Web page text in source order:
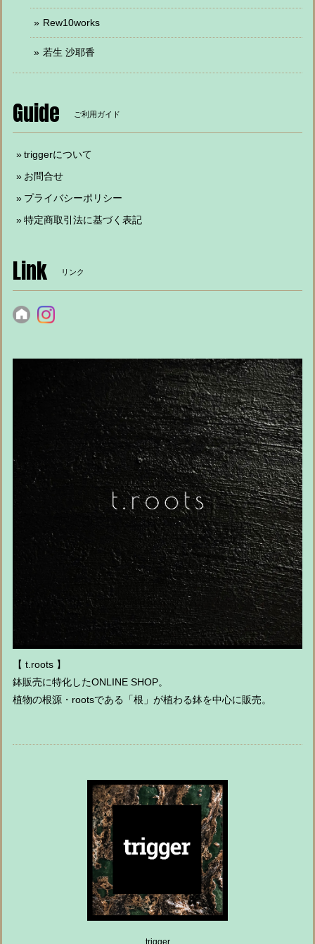
Rew10works
若生 沙耶香
Guide ご利用ガイド
triggerについて
お問合せ
プライバシーポリシー
特定商取引法に基づく表記
Link リンク
【 t.roots 】
鉢販売に特化したONLINE SHOP。
植物の根源・rootsである「根」が植わる鉢を中心に販売。
trigger